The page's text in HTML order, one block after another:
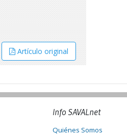
Artículo original
Info SAVALnet
Quiénes Somos